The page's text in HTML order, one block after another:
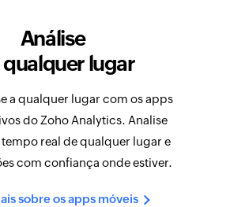
Análise
qualquer lugar
a qualquer lugar com os apps
do Zoho Analytics. Analise
real de qualquer lugar e
com confiança onde estiver.
sobre os apps móveis